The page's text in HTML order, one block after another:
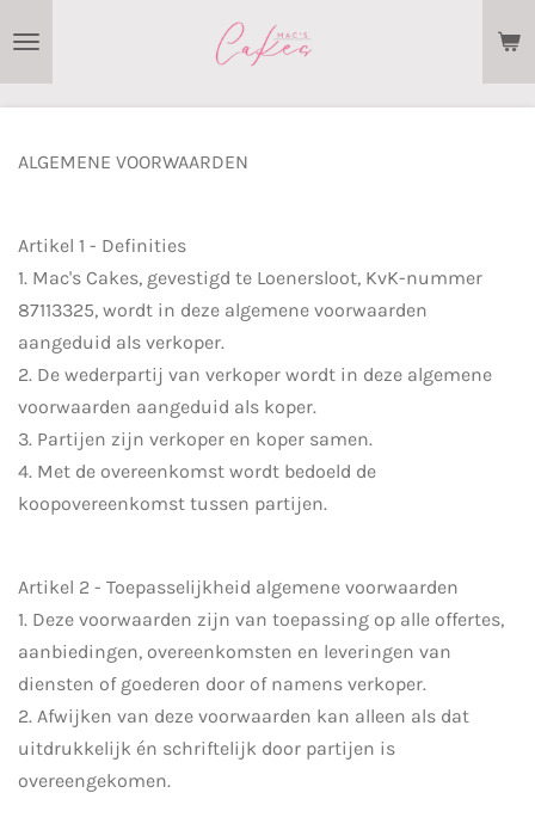
hoofdinhoud
ALGEMENE VOORWAARDEN
Artikel 1 - Definities
1. Mac's Cakes, gevestigd te Loenersloot, KvK-nummer
87113325, wordt in deze algemene voorwaarden
aangeduid als verkoper.
2. De wederpartij van verkoper wordt in deze algemene
voorwaarden aangeduid als koper.
3. Partijen zijn verkoper en koper samen.
4. Met de overeenkomst wordt bedoeld de
koopovereenkomst tussen partijen.
Artikel 2 - Toepasselijkheid algemene voorwaarden
1. Deze voorwaarden zijn van toepassing op alle offertes,
aanbiedingen, overeenkomsten en leveringen van
diensten of goederen door of namens verkoper.
2. Afwijken van deze voorwaarden kan alleen als dat
uitdrukkelijk én schriftelijk door partijen is
overeengekomen.